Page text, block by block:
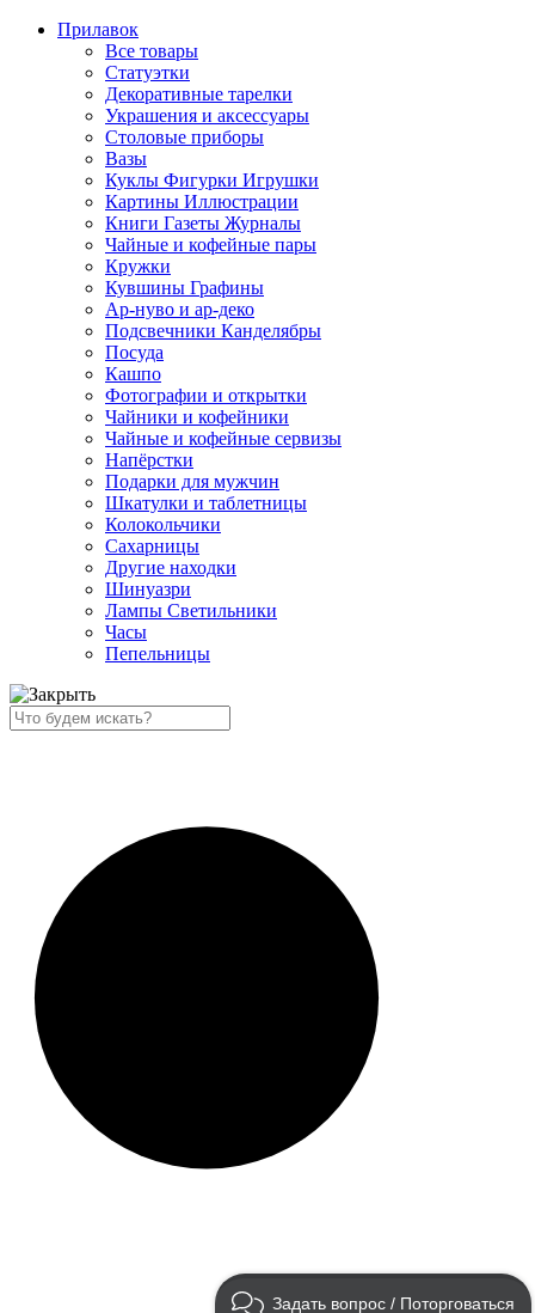
Прилавок
Все товары
Статуэтки
Декоративные тарелки
Украшения и аксессуары
Столовые приборы
Вазы
Куклы Фигурки Игрушки
Картины Иллюстрации
Книги Газеты Журналы
Чайные и кофейные пары
Кружки
Кувшины Графины
Ар-нуво и ар-деко
Подсвечники Канделябры
Посуда
Кашпо
Фотографии и открытки
Чайники и кофейники
Чайные и кофейные сервизы
Напёрстки
Подарки для мужчин
Шкатулки и таблетницы
Колокольчики
Сахарницы
Другие находки
Шинуазри
Лампы Светильники
Часы
Пепельницы
Задать вопрос / Поторговаться